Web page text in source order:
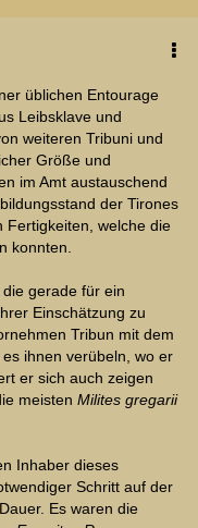
üblichen Entourage
Leibsklave und
weiteren Tribuni und
Größe und
im Amt austauschend
der Tirones
Fertigkeiten, welche die
konnten.
gerade für ein
Einschätzung zu
Tribun mit dem
ihnen verübeln, wo er
er sich auch zeigen
meisten Milites gregarii
Inhaber dieses
Schritt auf der
Es waren die